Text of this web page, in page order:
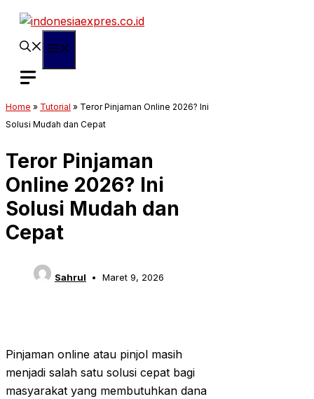
Langsung
Home » Tutorial » Teror Pinjaman Online 2026? Ini
Solusi Mudah dan Cepat
Teror Pinjaman
Online 2026? Ini
Solusi Mudah dan
Cepat
Sahrul Maret 9, 2026
Pinjaman online atau pinjol masih
menjadi salah satu solusi cepat bagi
masyarakat yang membutuhkan dana